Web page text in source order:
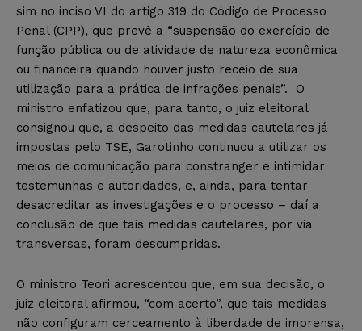
sim no inciso VI do artigo 319 do Código de Processo
Penal (CPP), que prevê a “suspensão do exercício de
função pública ou de atividade de natureza econômica
ou financeira quando houver justo receio de sua
utilização para a prática de infrações penais”. O
ministro enfatizou que, para tanto, o juiz eleitoral
consignou que, a despeito das medidas cautelares já
impostas pelo TSE, Garotinho continuou a utilizar os
meios de comunicação para constranger e intimidar
testemunhas e autoridades, e, ainda, para tentar
desacreditar as investigações e o processo – daí a
conclusão de que tais medidas cautelares, por via
transversas, foram descumpridas.
O ministro Teori acrescentou que, em sua decisão, o
juiz eleitoral afirmou, “com acerto”, que tais medidas
não configuram cerceamento à liberdade de imprensa,